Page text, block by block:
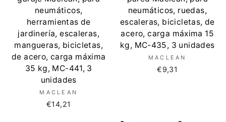
neumáticos,
herramientas de
jardinería, escaleras,
mangueras, bicicletas,
de acero, carga máxima
35 kg, MC-441, 3
unidades
MACLEAN
€14,21
neumáticos, ruedas,
escaleras, bicicletas, de
acero, carga máxima 15
kg, MC-435, 3 unidades
MACLEAN
€9,31